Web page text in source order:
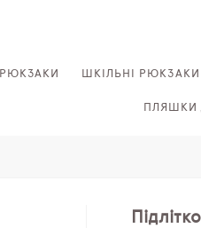
РЮКЗАКИ ШКІЛЬНІ РЮКЗАКИ
ПЛЯШКИ